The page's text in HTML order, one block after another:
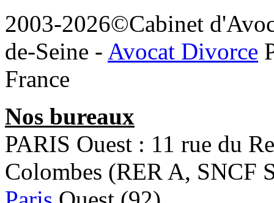
2003-2026©Cabinet
de-Seine - Avocat Divorce
France
Nos bureaux
PARIS Ouest : 11 rue du
Colombes (RER A, SNCF